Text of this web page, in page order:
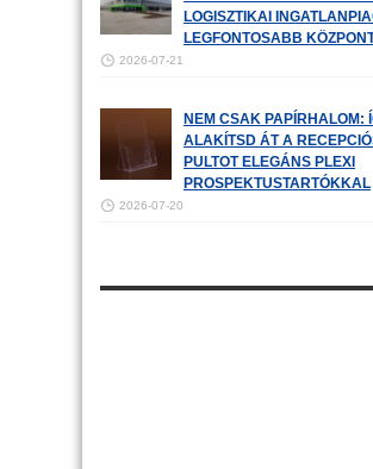
LOGISZTIKAI
LEGFONTOSABB
2026-07-21
NEM CSAK PAPÍRHALOM:
ALAKÍTSD ÁT A
PULTOT ELEGÁNS PLEXI
PROSPEKTUSTARTÓKKAL
2026-07-20